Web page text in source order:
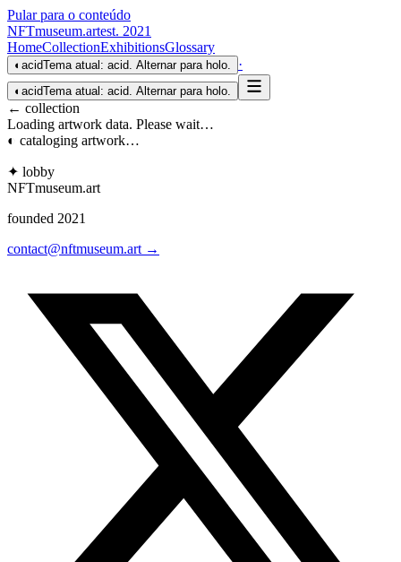
Pular para o conteúdo
NFTmuseum.artest. 2021
HomeCollectionExhibitionsGlossary
◐ acidTema atual: acid. Alternar para holo. ·
◐ acidTema atual: acid. Alternar para holo.
← collection
Loading artwork data. Please wait…
◐ cataloging artwork…
✦ lobby
NFTmuseum.art
founded 2021
contact@nftmuseum.art →